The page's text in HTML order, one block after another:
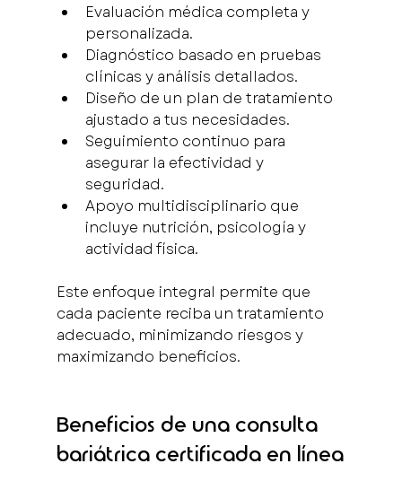
Evaluación médica completa y
personalizada.
Diagnóstico basado en pruebas
clínicas y análisis detallados.
Diseño de un plan de tratamiento
ajustado a tus necesidades.
Seguimiento continuo para
asegurar la efectividad y
seguridad.
Apoyo multidisciplinario que
incluye nutrición, psicología y
actividad física.
Este enfoque integral permite que
cada paciente reciba un tratamiento
adecuado, minimizando riesgos y
maximizando beneficios.
Beneficios de una consulta
bariátrica certificada en línea